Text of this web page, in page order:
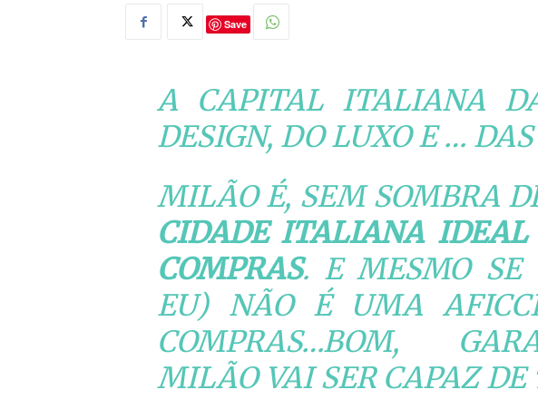
Save
A CAPITAL ITALIANA
DESIGN, DO LUXO E …
MILÃO É, SEM SOMBRA
CIDADE ITALIANA IDEAL
COMPRAS. E MESMO SE
EU) NÃO É UMA
COMPRAS…BOM,
MILÃO VAI SER CAPAZ DE